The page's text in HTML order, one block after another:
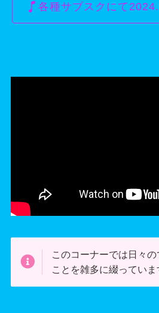
各種サブスクにて
このコーナーでは日々
ことを雑多に綴っていま